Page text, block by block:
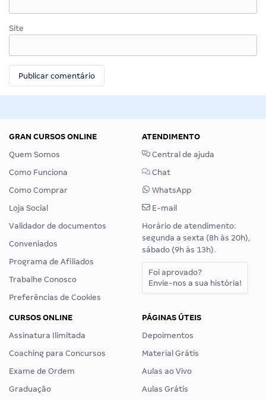
Site
GRAN CURSOS ONLINE
Quem Somos
Como Funciona
Como Comprar
Loja Social
Validador de documentos
Conveniados
Programa de Afiliados
Trabalhe Conosco
Preferências de Cookies
ATENDIMENTO
Central de ajuda
Chat
WhatsApp
E-mail
Horário de atendimento:
segunda a sexta (8h às 20h),
sábado (9h às 13h).
Foi aprovado?
Envie-nos a sua história!
CURSOS ONLINE
Assinatura Ilimitada
Coaching para Concursos
Exame de Ordem
Graduação
PÁGINAS ÚTEIS
Depoimentos
Material Grátis
Aulas ao Vivo
Aulas Grátis